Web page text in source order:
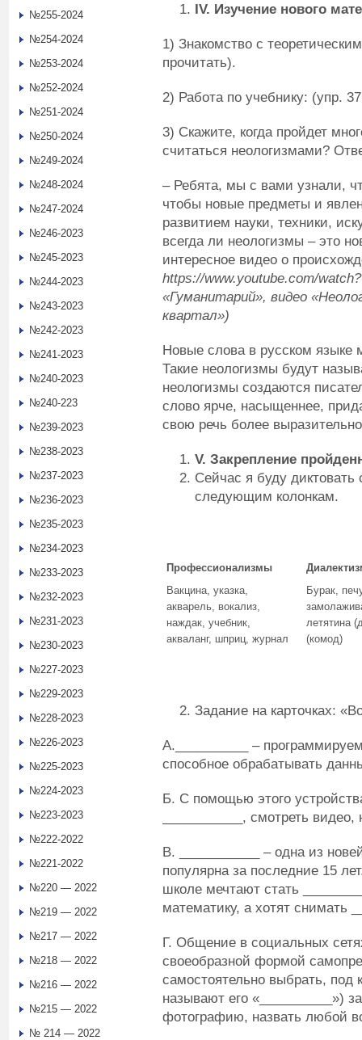
IV. Изучение нового
1) Знакомство с
прочитать).
2) Работа по учебнику: (упр.
3) Скажите, когда пройдет
считаться неологизмами?
– Ребята, мы с вами узнали,
чтобы новые предметы и
развитием науки, техники,
всегда ли неологизмы – это
интересное видео о
https://www.youtube.com/
«Гуманитарий», видео
квартал»)
Новые слова в русском языке
Такие неологизмы будут
неологизмы создаются
слово ярче, насыщеннее,
свою речь более
V. Закрепление
Сейчас я буду
следующим колонкам.
Профессионализмы
Вакцина, указка,
акварель, вокализ,
наждак, учебник,
акваланг, шприц, журнал
Бурак,
летятина
(комод)
Задание на карточках:
А.__________ –
способное обрабатывать
Б. С помощью этого
___________, смотреть
В. ___________ – одна из
популярна за последние 15
школе мечтают стать
математику, а хотят снимать
Г. Общение в социальных
своеобразной формой
самостоятельно выбрать, под
называют его «__________»)
фотографию, назвать любой
№255-2024
№254-2024
№253-2024
№252-2024
№251-2024
№250-2024
№249-2024
№248-2024
№247-2024
№246-2023
№245-2023
№244-2023
№243-2023
№242-2023
№241-2023
№240-2023
№240-223
№239-2023
№238-2023
№237-2023
№236-2023
№235-2023
№234-2023
№233-2023
№232-2023
№231-2023
№230-2023
№227-2023
№229-2023
№228-2023
№226-2023
№225-2023
№224-2023
№223-2023
№222-2022
№221-2022
№220 — 2022
№219 — 2022
№217 — 2022
№218 — 2022
№216 — 2022
№215 — 2022
№ 214 — 2022